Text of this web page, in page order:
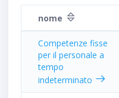
nome
Competenze fisse
per il personale a
tempo
indeterminato